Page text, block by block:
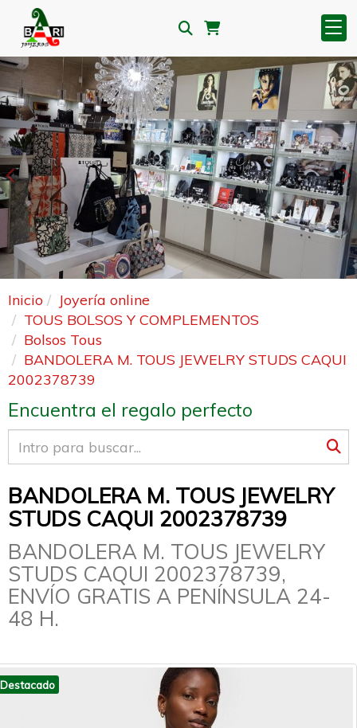
Anterior
Inicio
Joyería online
TOUS BOLSOS Y COMPLEMENTOS
Bolsos Tous
BANDOLERA M. TOUS JEWELRY STUDS CAQUI
2002378739
Encuentra el regalo perfecto
BANDOLERA M. TOUS JEWELRY
STUDS CAQUI 2002378739
BANDOLERA M. TOUS JEWELRY
STUDS CAQUI 2002378739,
ENVÍO GRATIS A PENÍNSULA 24-
48 H.
Destacado